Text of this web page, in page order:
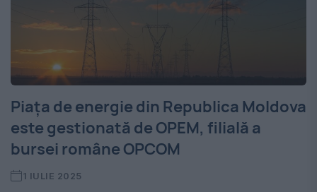
Piața de energie din Republica Moldova
este gestionată de OPEM, filială a
bursei române OPCOM
1 IULIE 2025